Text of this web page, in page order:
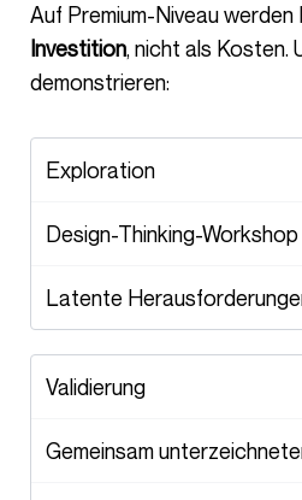
Auf Premium-Niveau
Investition, nicht als Kosten.
demonstrieren:
Exploration
Design-Thinking-Workshop
Latente
Validierung
Gemeinsam